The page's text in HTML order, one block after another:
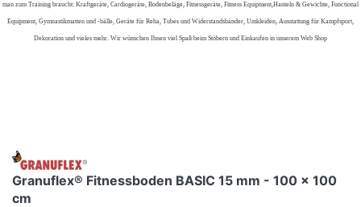
man zum Training braucht: Kraftgeräte, Cardiogeräte, Bodenbeläge, Fitnessgeräte, Fitness Equipment,Hanteln & Gewichte, Functional
Equipment, Gymnastikmatten und -bälle, Geräte für Reha, Tubes und Widerstandsbänder, Umkleiden, Ausstattung für Kampfsport,
Dekoration und vieles mehr. Wir wünschen Ihnen viel Spaß beim Stöbern und Einkaufen in unserem Web Shop
Granuflex® Fitnessboden BASIC 15 mm - 100 x 100
cm